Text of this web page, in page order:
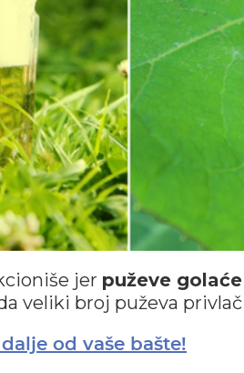
jer puževe golaće
veliki broj puževa
od vaše bašte!